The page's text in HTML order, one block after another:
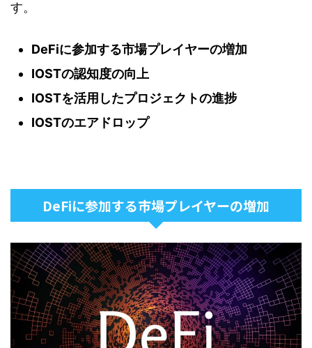
す。
DeFiに参加する市場プレイヤーの増加
IOSTの認知度の向上
IOSTを活用したプロジェクトの進捗
IOSTのエアドロップ
DeFiに参加する市場プレイヤーの増加